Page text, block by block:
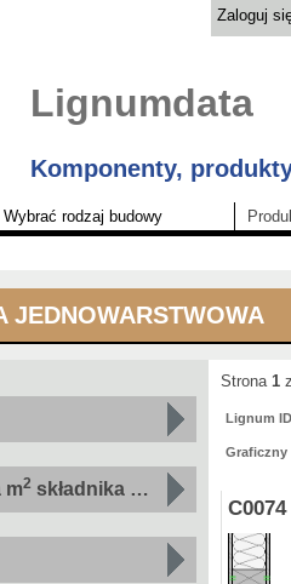
Zaloguj
Lignumdata
Komponenty,
Wybrać rodzaj budowy
JEDNOWARSTWOWA
m2 składnika według wskaźnika
Strona 1
Lignum
Graficzny
C0074